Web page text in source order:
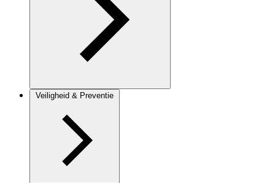
Veiligheid & Preventie